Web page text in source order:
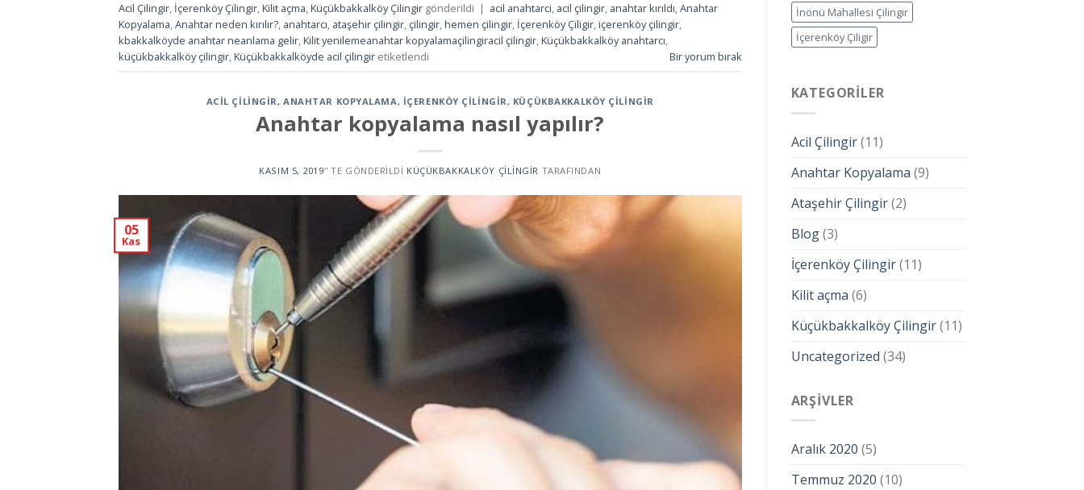
Acil Çilingir, İçerenköy Çilingir,Kilit açma,Küçükbakkalköy Çilingir gönderildi | acil anahtarci, acil çilingir, anahtar kırıldı,Anahtar
Kopyalama,Anahtar neden kırılır?, anahtarcı, ataşehir çilingir, çilingir,hemen çilingir, İçerenköy Çiligir,içerenköy çilingir,
kbakkalköyde anahtar neanlama gelir,Kilit yenilemeanahtar kopyalamaçilingiracil çilingir,Küçükbakkalköy anahtarcı,
küçükbakkalköy çilingir,Küçükbakkalköyde acil çilingir etiketlendi Bir yorum bırak
ACIL ÇILINGIR,ANAHTAR KOPYALAMA, İÇERENKÖY ÇILINGIR, KÜÇÜKBAKKALKÖY ÇILINGIR
Anahtar kopyalama nasıl yapılır?
KASIM 5, 2019’' TE GÖNDERILDI KÜÇÜKBAKKALKÖY ÇILINGIR TARAFINDAN
05
Kas
İnönü Mahallesi Çilingir
İçerenköy Çiligir
KATEGORILER
Acil Çilingir(11)
Anahtar Kopyalama (9)
Ataşehir Çilingir(2)
Blog(3)
İçerenköy Çilingir(11)
Kilit açma (6)
Küçükbakkalköy Çilingir(11)
Uncategorized (34)
ARŞIVLER
Aralık 2020 (5)
Temmuz 2020 (10)